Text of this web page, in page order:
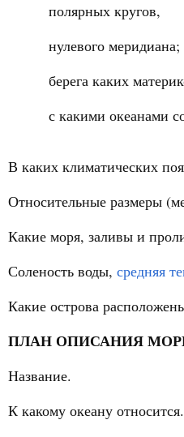
полярных кругов,
нулевого меридиана;
берега каких
с какими океанами
В каких климатических
Относительные размеры
Какие моря, заливы и
Соленость воды, средняя
Какие острова
ПЛАН ОПИСАНИЯ
Название.
К какому океану относится.